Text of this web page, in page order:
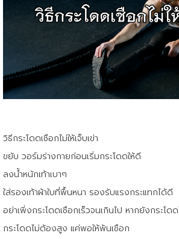
วิธีกระโดดเชือกไม่ให้เจ็บเข่า
ขยับ วอร์มร่างกายก่อนเริ่มกระโดดให้ดี
ลงน้ำหนักเท้าเบาๆ
ใส่รองเท้าผ้าใบที่พื้นหนา รองรับแรงกระแทกได้ดี
อย่าเพิ่งกระโดดเชือกเร็วจนเกินไป หากยังกระโด
กระโดดไม่ต้องสูง แค่พอให้พ้นเชือก